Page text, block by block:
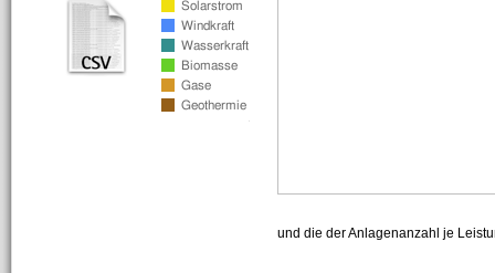
und die der Anlagenanzahl je